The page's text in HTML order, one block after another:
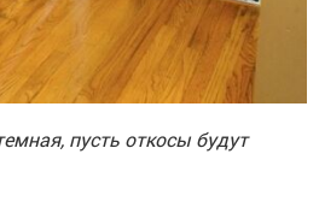
пусть откосы будут